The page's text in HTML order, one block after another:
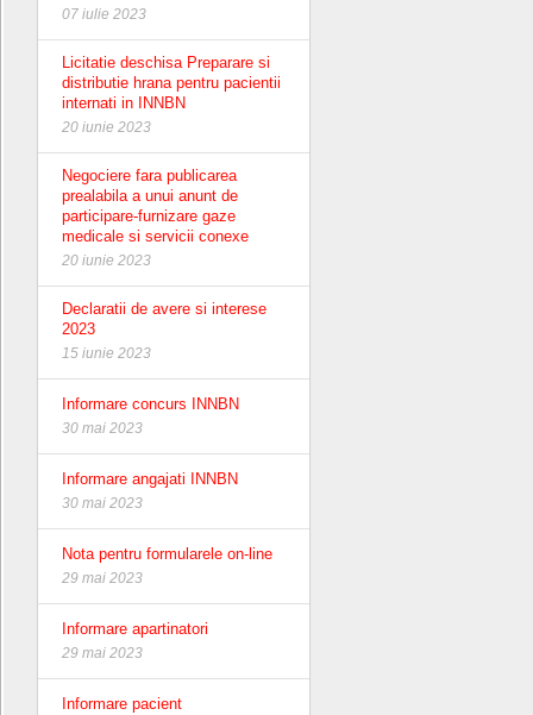
07 iulie 2023
Licitatie deschisa Preparare si
distributie hrana pentru pacientii
internati in INNBN
20 iunie 2023
Negociere fara publicarea
prealabila a unui anunt de
participare-furnizare gaze
medicale si servicii conexe
20 iunie 2023
Declaratii de avere si interese
2023
15 iunie 2023
Informare concurs INNBN
30 mai 2023
Informare angajati INNBN
30 mai 2023
Nota pentru formularele on-line
29 mai 2023
Informare apartinatori
29 mai 2023
Informare pacient